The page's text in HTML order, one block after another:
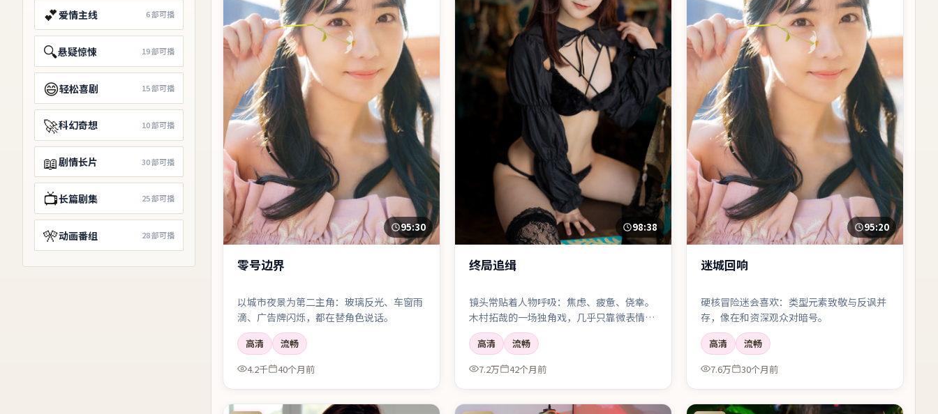
💕爱情主线 6部可播
🔍悬疑惊悚 19部可播
😄轻松喜剧 15部可播
🚀科幻奇想 10部可播
📖剧情长片 30部可播
📺长篇剧集 25部可播
🎌动画番组 28部可播
95:30
零号边界
以城市夜景为第二主角：玻璃反光、车窗雨
滴、广告牌闪烁，都在替角色说话。
高清
流畅
4.2千
40个月前
98:38
终局追缉
镜头常贴着人物呼吸：焦虑、疲惫、侥幸。
木村拓哉的一场独角戏，几乎只靠微表情撑
满整场戏的张力。
高清
流畅
7.2万
42个月前
95:20
迷城回响
硬核冒险迷会喜欢：类型元素致敬与反讽并
存，像在和资深观众对暗号。
高清
流畅
7.6万
30个月前